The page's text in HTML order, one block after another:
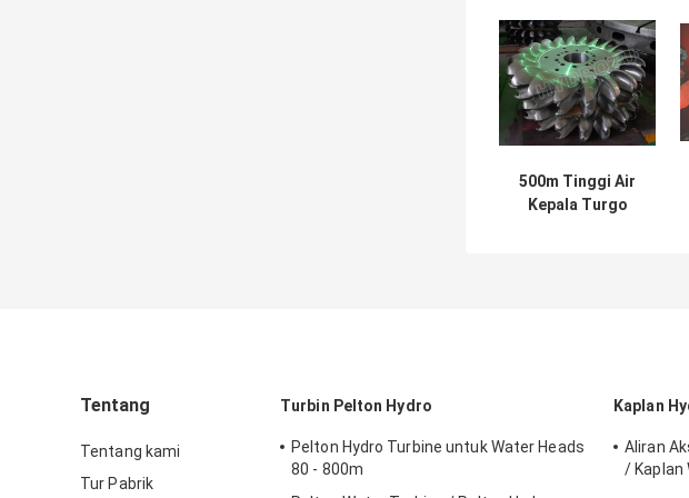
500m Tinggi Air
Kepala Turgo
Tentang
Tentang kami
Tur Pabrik
Turbin Pelton Hydro
Pelton Hydro Turbine untuk Water Heads
80 - 800m
Kaplan
Aliran
/ Kaplan